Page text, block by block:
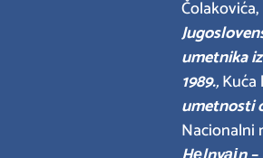
Čolakovića,
umetnika
1989.,Kuća
umetnosti
Nacionalni